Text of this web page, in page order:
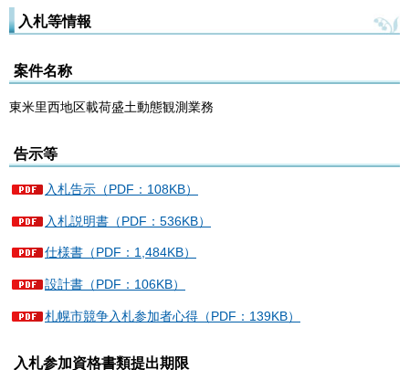
入札等情報
案件名称
東米里西地区載荷盛土動態観測業務
告示等
入札告示（PDF：108KB）
入札説明書（PDF：536KB）
仕様書（PDF：1,484KB）
設計書（PDF：106KB）
札幌市競争入札参加者心得（PDF：139KB）
入札参加資格書類提出期限